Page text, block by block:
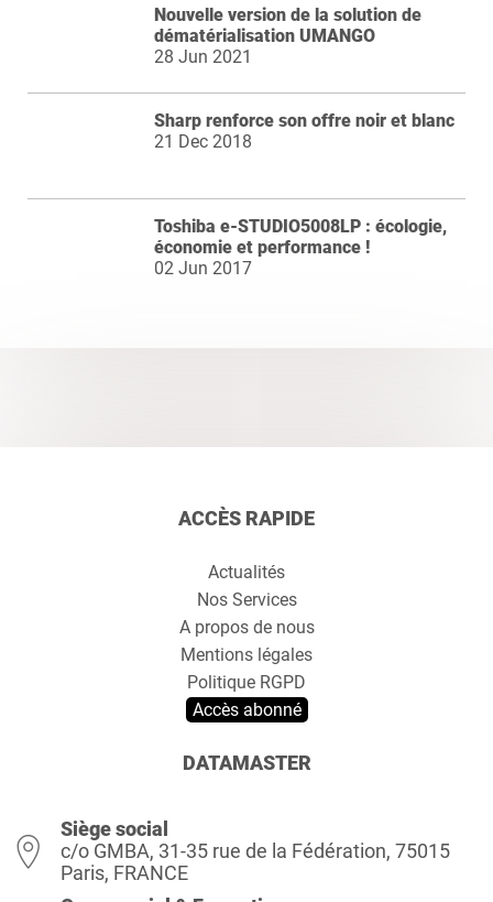
Nouvelle version de la solution de
dématérialisation UMANGO
28 Jun 2021
Sharp renforce son offre noir et blanc
21 Dec 2018
Toshiba e-STUDIO5008LP : écologie,
économie et performance !
02 Jun 2017
ACCÈS RAPIDE
Actualités
Nos Services
A propos de nous
Mentions légales
Politique RGPD
Accès abonné
DATAMASTER
Siège social
c/o GMBA, 31-35 rue de la Fédération, 75015
Paris, FRANCE